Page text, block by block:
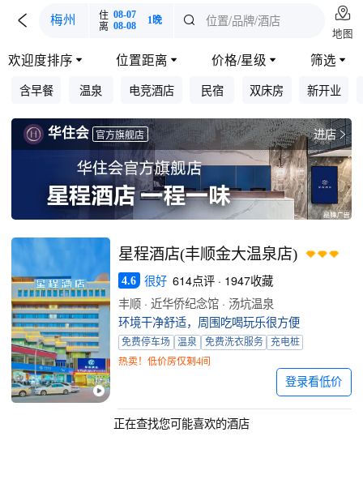
 梅州 住 08-07
离 08-08 1晚  位置/品牌/酒店 
地图
欢迎度排序  位置距离  价格/星级  筛选 
含早餐 温泉 电竞酒店 民宿 双床房 新开业
华住会 官方旗舰店 进店
星程酒店(丰顺金大温泉店)
4.6 很好 614点评 · 1947收藏
丰顺 · 近华侨纪念馆 · 汤坑温泉
环境干净舒适，周围吃喝玩乐很方便
免费停车场 温泉 免费洗衣服务
充电桩
热卖！低价房仅剩4间
登录看低价
正在查找您可能喜欢的酒店